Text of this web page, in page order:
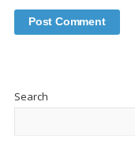
Search